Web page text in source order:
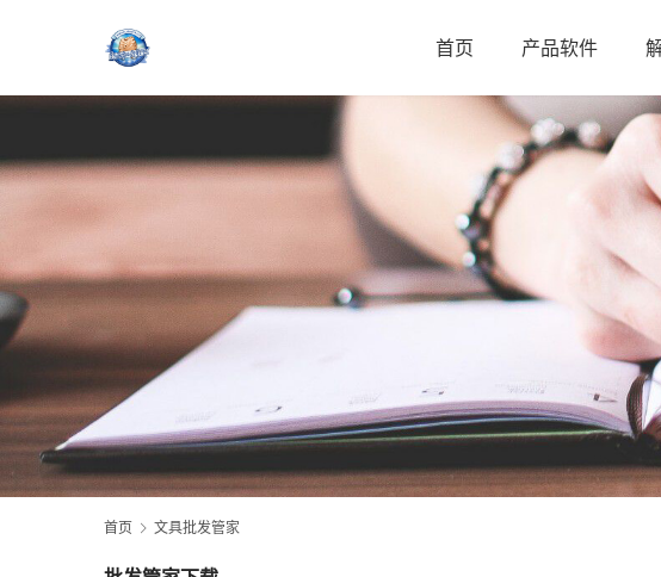
首页 产品软件
首页 文具批发管家